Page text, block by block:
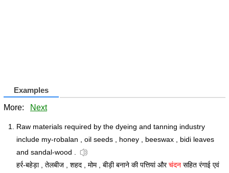
Examples
More: Next
Raw materials required by the dyeing and tanning industry
include my-robalan , oil seeds , honey , beeswax , bidi leaves
and sandal-wood .
हर्र-बहेड़ा , तेलबीज , शहद , मोम , बीड़ी बनाने की पत्तियां औरचंदन सहित रंगाई एवं